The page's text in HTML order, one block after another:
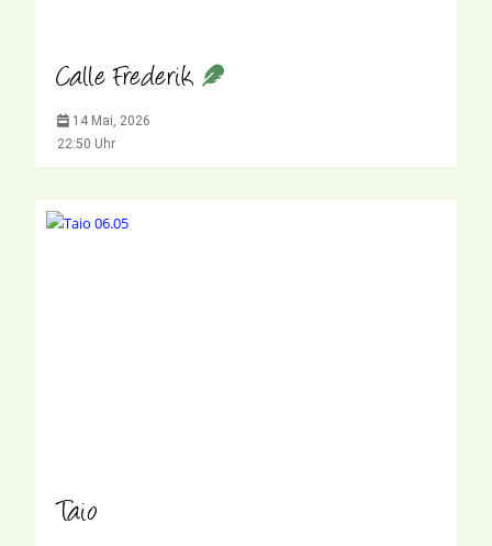
Calle Frederik
14 Mai, 2026
22:50 Uhr
Taio